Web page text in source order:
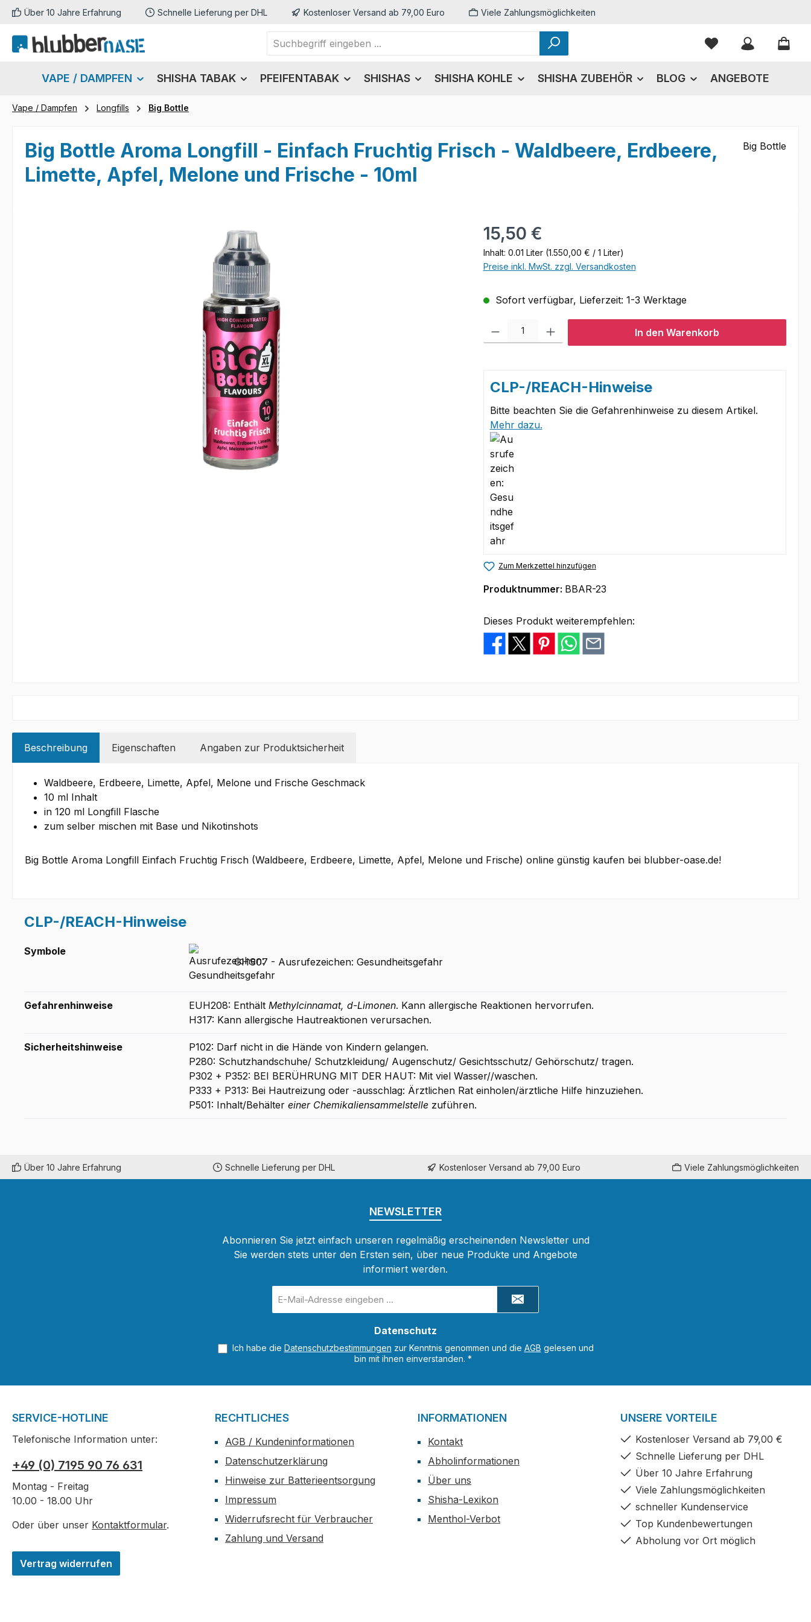
Hauptinhalt springen
Zur Suche springen
Zur Hauptnavigation springen
Über 10 Jahre Erfahrung Schnelle Lieferung per DHL Kostenloser Versand ab 79,00 Euro Viele Zahlungsmöglichkeiten
Du hast 0
VAPE / DAMPFEN SHISHA TABAK PFEIFENTABAK SHISHAS SHISHA KOHLE SHISHA ZUBEHÖR BLOG ANGEBOTE
Vape / Dampfen Longfills Big Bottle
Big Bottle Aroma Longfill - Einfach Fruchtig Frisch - Waldbeere, Erdbeere,
Limette, Apfel, Melone und Frische - 10ml
Big Bottle
Regulärer Preis:
15,50 €
Inhalt: 0.01 Liter (1.550,00 € / 1 Liter)
Preise inkl. MwSt. zzgl. Versandkosten
Sofort verfügbar, Lieferzeit: 1-3 Werktage
Produkt Anzahl: Gib den gewünschten Wert ein oder benutze die Schaltflächen
In den Warenkorb
CLP-/REACH-Hinweise
Bitte beachten Sie die Gefahrenhinweise zu diesem Artikel.
Mehr dazu.
Zum Merkzettel hinzufügen
Produktnummer: BBAR-23
Dieses Produkt weiterempfehlen:
Beschreibung Eigenschaften Angaben zur Produktsicherheit
Waldbeere, Erdbeere, Limette, Apfel, Melone und Frische Geschmack
10 ml Inhalt
in 120 ml Longfill Flasche
zum selber mischen mit Base und Nikotinshots
Big Bottle Aroma Longfill Einfach Fruchtig Frisch (Waldbeere, Erdbeere, Limette, Apfel, Melone und Frische) online günstig kaufen bei blubber-oase.de!
CLP-/REACH-Hinweise
Symbole
GHS07 - Ausrufezeichen: Gesundheitsgefahr
Gefahrenhinweise EUH208: Enthält Methylcinnamat, d-Limonen. Kann allergische Reaktionen hervorrufen.
H317: Kann allergische Hautreaktionen verursachen.
Sicherheitshinweise
P102: Darf nicht in die Hände von Kindern gelangen.
P280: Schutzhandschuhe/ Schutzkleidung/ Augenschutz/ Gesichtsschutz/ Gehörschutz/ tragen.
P302 + P352: BEI BERÜHRUNG MIT DER HAUT: Mit viel Wasser//waschen.
P333 + P313: Bei Hautreizung oder -ausschlag: Ärztlichen Rat einholen/ärztliche Hilfe hinzuziehen.
P501: Inhalt/Behälter einer Chemikaliensammelstellezuführen.
Über 10 Jahre Erfahrung Schnelle Lieferung per DHL Kostenloser Versand ab 79,00 Euro Viele Zahlungsmöglichkeiten
NEWSLETTER
Abonnieren Sie jetzt einfach unseren regelmäßig erscheinenden Newsletter und
Sie werden stets unter den Ersten sein, über neue Produkte und Angebote
informiert werden.
Mail-
Datenschutz
Ich habe die Datenschutzbestimmungen zur Kenntnis genommen und die AGB gelesen und
bin mit ihnen einverstanden. *
SERVICE-HOTLINE
Telefonische Information unter:
+49 (0) 7195 90 76 631
Montag - Freitag
10.00 - 18.00 Uhr
Oder über unser Kontaktformular.
Vertrag widerrufen
RECHTLICHES
AGB / Kundeninformationen
Datenschutzerklärung
Hinweise zur Batterieentsorgung
Impressum
Widerrufsrecht für Verbraucher
Zahlung und Versand
INFORMATIONEN
Kontakt
Abholinformationen
Über uns
Shisha-Lexikon
Menthol-Verbot
UNSERE VORTEILE
Kostenloser Versand ab 79,00 €
Schnelle Lieferung per DHL
Über 10 Jahre Erfahrung
Viele Zahlungsmöglichkeiten
schneller Kundenservice
Top Kundenbewertungen
Abholung vor Ort möglich